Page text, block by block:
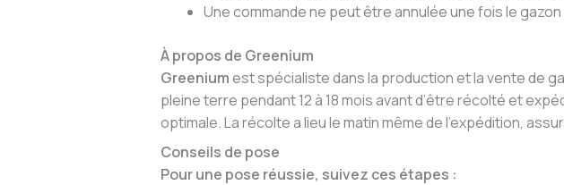
Une commande ne peut être annulée une fois le
À propos de Greenium
Greeniumest spécialiste dans la production et la vente de
pleine terre pendant 12 à 18 mois avant d’être récolté et
optimale. La récolte a lieu le matin même de l’expédition,
Conseils de pose
Pour une pose réussie, suivez ces étapes :